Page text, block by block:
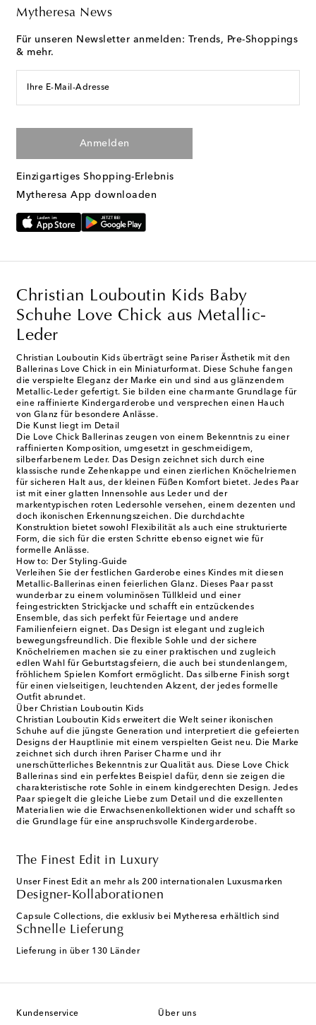
Mytheresa News
Für unseren Newsletter anmelden: Trends, Pre-Shoppings
& mehr.
Ihre E-Mail-Adresse
Anmelden
Einzigartiges Shopping-Erlebnis
Mytheresa App downloaden
Christian Louboutin Kids Baby
Schuhe Love Chick aus Metallic-
Leder
Christian Louboutin Kids überträgt seine Pariser Ästhetik mit den
Ballerinas Love Chick in ein Miniaturformat. Diese Schuhe fangen
die verspielte Eleganz der Marke ein und sind aus glänzendem
Metallic-Leder gefertigt. Sie bilden eine charmante Grundlage für
eine raffinierte Kindergarderobe und versprechen einen Hauch
von Glanz für besondere Anlässe.
Die Kunst liegt im Detail
Die Love Chick Ballerinas zeugen von einem Bekenntnis zu einer
raffinierten Komposition, umgesetzt in geschmeidigem,
silberfarbenem Leder. Das Design zeichnet sich durch eine
klassische runde Zehenkappe und einen zierlichen Knöchelriemen
für sicheren Halt aus, der kleinen Füßen Komfort bietet. Jedes Paar
ist mit einer glatten Innensohle aus Leder und der
markentypischen roten Ledersohle versehen, einem dezenten und
doch ikonischen Erkennungszeichen. Die durchdachte
Konstruktion bietet sowohl Flexibilität als auch eine strukturierte
Form, die sich für die ersten Schritte ebenso eignet wie für
formelle Anlässe.
How to: Der Styling-Guide
Verleihen Sie der festlichen Garderobe eines Kindes mit diesen
Metallic-Ballerinas einen feierlichen Glanz. Dieses Paar passt
wunderbar zu einem voluminösen Tüllkleid und einer
feingestrickten Strickjacke und schafft ein entzückendes
Ensemble, das sich perfekt für Feiertage und andere
Familienfeiern eignet. Das Design ist elegant und zugleich
bewegungsfreundlich. Die flexible Sohle und der sichere
Knöchelriemen machen sie zu einer praktischen und zugleich
edlen Wahl für Geburtstagsfeiern, die auch bei stundenlangem,
fröhlichem Spielen Komfort ermöglicht. Das silberne Finish sorgt
für einen vielseitigen, leuchtenden Akzent, der jedes formelle
Outfit abrundet.
Über Christian Louboutin Kids
Christian Louboutin Kids erweitert die Welt seiner ikonischen
Schuhe auf die jüngste Generation und interpretiert die gefeierten
Designs der Hauptlinie mit einem verspielten Geist neu. Die Marke
zeichnet sich durch ihren Pariser Charme und ihr
unerschütterliches Bekenntnis zur Qualität aus. Diese Love Chick
Ballerinas sind ein perfektes Beispiel dafür, denn sie zeigen die
charakteristische rote Sohle in einem kindgerechten Design. Jedes
Paar spiegelt die gleiche Liebe zum Detail und die exzellenten
Materialien wie die Erwachsenenkollektionen wider und schafft so
die Grundlage für eine anspruchsvolle Kindergarderobe.
The Finest Edit in Luxury
Unser Finest Edit an mehr als 200 internationalen Luxusmarken
Designer-Kollaborationen
Capsule Collections, die exklusiv bei Mytheresa erhältlich sind
Schnelle Lieferung
Lieferung in über 130 Länder
Kundenservice Über uns